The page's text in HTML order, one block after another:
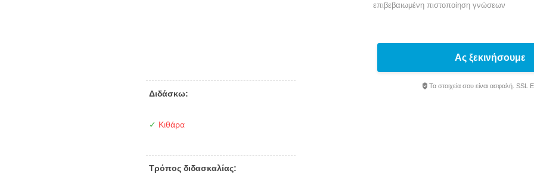
επιβεβαιωμένη πιστοποίηση γνώσεων
Διδάσκω:
✓ Κιθάρα
Τρόπος διδασκαλίας:
Ας ξεκινήσουμε
Τα στοιχεία σου είναι ασφαλή. SSL